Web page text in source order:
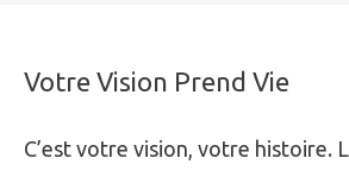
Votre Vision Prend Vie
C’est votre vision, votre histoire.